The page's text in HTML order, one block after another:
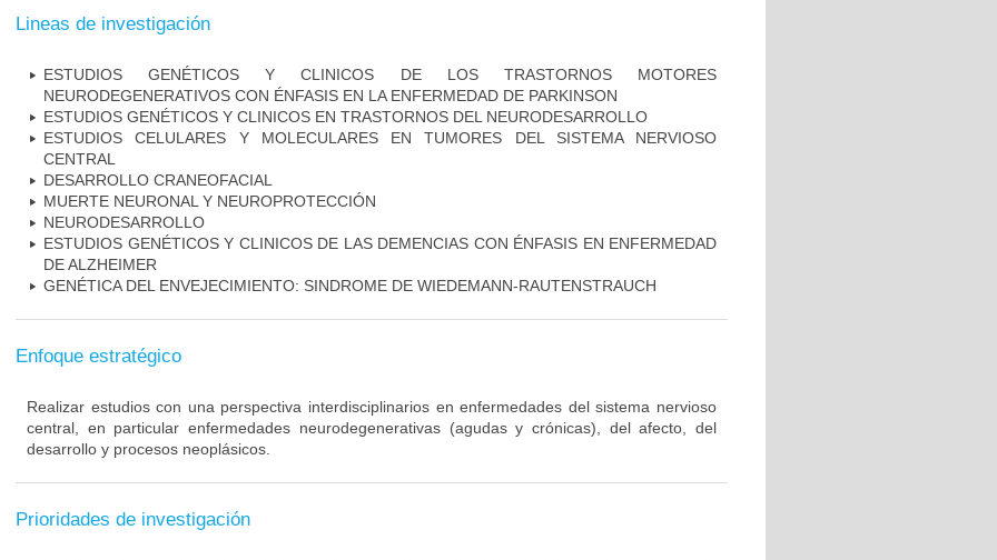
Lineas de investigación
ESTUDIOS GENÉTICOS Y CLINICOS DE LOS TRASTORNOS MOTORES
NEURODEGENERATIVOS CON ÉNFASIS EN LA ENFERMEDAD DE PARKINSON
ESTUDIOS GENÉTICOS Y CLINICOS EN TRASTORNOS DEL NEURODESARROLLO
ESTUDIOS CELULARES Y MOLECULARES EN TUMORES DEL SISTEMA NERVIOSO
CENTRAL
DESARROLLO CRANEOFACIAL
MUERTE NEURONAL Y NEUROPROTECCIÓN
NEURODESARROLLO
ESTUDIOS GENÉTICOS Y CLINICOS DE LAS DEMENCIAS CON ÉNFASIS EN ENFERMEDAD
DE ALZHEIMER
GENÉTICA DEL ENVEJECIMIENTO: SINDROME DE WIEDEMANN-RAUTENSTRAUCH
Enfoque estratégico
Realizar estudios con una perspectiva interdisciplinarios en enfermedades del sistema nervioso
central, en particular enfermedades neurodegenerativas (agudas y crónicas), del afecto, del
desarrollo y procesos neoplásicos.
Prioridades de investigación